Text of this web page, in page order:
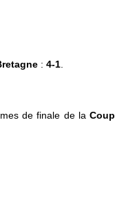
:4-1.
de finale de la